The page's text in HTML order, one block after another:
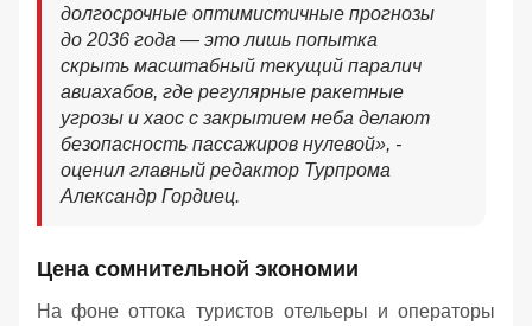
долгосрочные оптимистичные прогнозы
до 2036 года — это лишь попытка
скрыть масштабный текущий паралич
авиахабов, где регулярные ракетные
угрозы и хаос с закрытием неба делают
безопасность пассажиров нулевой», -
оценил главный редактор Турпрома
Александр Гордиец.
Цена сомнительной экономии
На фоне оттока туристов отельеры и операторы